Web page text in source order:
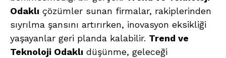
Odaklı çözümler sunan firmalar, rakiplerinden
sıyrılma şansını artırırken, inovasyon eksikliği
yaşayanlar geri planda kalabilir. Trend ve
Teknoloji Odaklı düşünme, geleceği